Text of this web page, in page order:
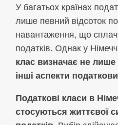
У багатьох країнах
лише певний відсоток
навантаження, що
податків. Однак у
клас визначає не лише
інші аспекти
Податкові класи в
стосуються життєвої